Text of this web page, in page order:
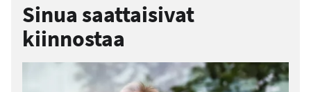
Sinua saattaisivat
kiinnostaa